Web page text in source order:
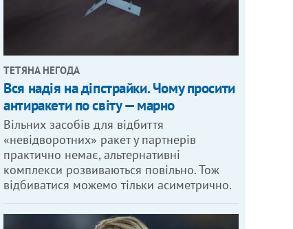
ТЕТЯНА НЕГОДА
Вся надія на діпстрайки. Чому просити
антиракети по світу — марно
Вільних засобів для відбиття
«невідворотних» ракет у партнерів
практично немає, альтернативні
комплекси розвиваються повільно. Тож
відбиватися можемо тільки асиметрично.